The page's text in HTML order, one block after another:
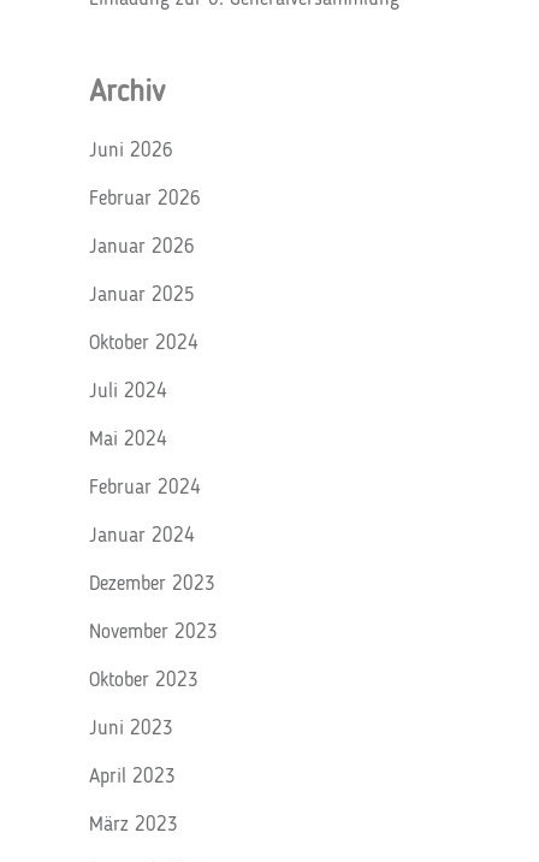
Archiv
Juni 2026
Februar 2026
Januar 2026
Januar 2025
Oktober 2024
Juli 2024
Mai 2024
Februar 2024
Januar 2024
Dezember 2023
November 2023
Oktober 2023
Juni 2023
April 2023
März 2023